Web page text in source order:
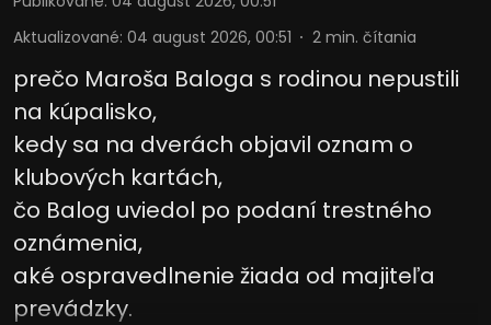
Aktualizované: 04 august 2026, 00:51 2 min. čítania
prečo Maroša Baloga s rodinou nepustili
na kúpalisko,
kedy sa na dverách objavil oznam o
klubových kartách,
čo Balog uviedol po podaní trestného
oznámenia,
aké ospravedlnenie žiada od majiteľa
prevádzky.
Vývoj a zlepšovanie služieb
Použitie obmedzených údajov na výber
obsahu
Špeciálne funkcie IAB:
Používanie presných údajov o
geografickej polohe
Identifikácia zariadení na základe
aktívne vyžiadaných informácií
Účely spracovania, ktoré nie sú v kompetencii IAB: